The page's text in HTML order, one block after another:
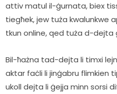
attiv matul il-ġurnata, biex
tiegħek, jew tuża kwalunkwe
tkun online, qed tuża d-dejta
Bil-ħażna tad-dejta li timxi
aktar faċli li jinġabru flimkien
ukoll dejta li ġejja minn sorsi